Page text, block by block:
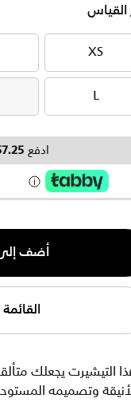
القياس
XS
XS
L
L
ادفع 57.25 ر.س
أضف
التيشيرت يجعلك
وتصميمه